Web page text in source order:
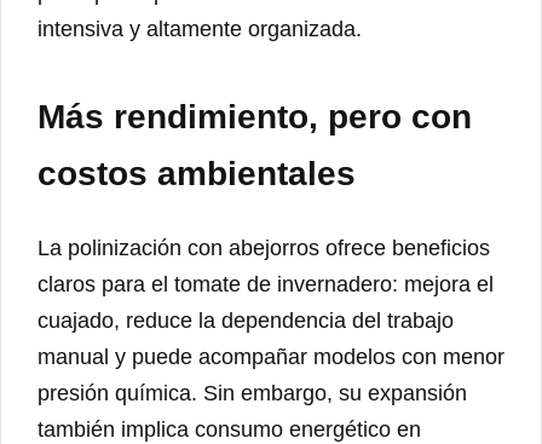
intensiva y altamente organizada.
Más rendimiento, pero con
costos ambientales
La polinización con abejorros ofrece beneficios
claros para el tomate de invernadero: mejora el
cuajado, reduce la dependencia del trabajo
manual y puede acompañar modelos con menor
presión química. Sin embargo, su expansión
también implica consumo energético en